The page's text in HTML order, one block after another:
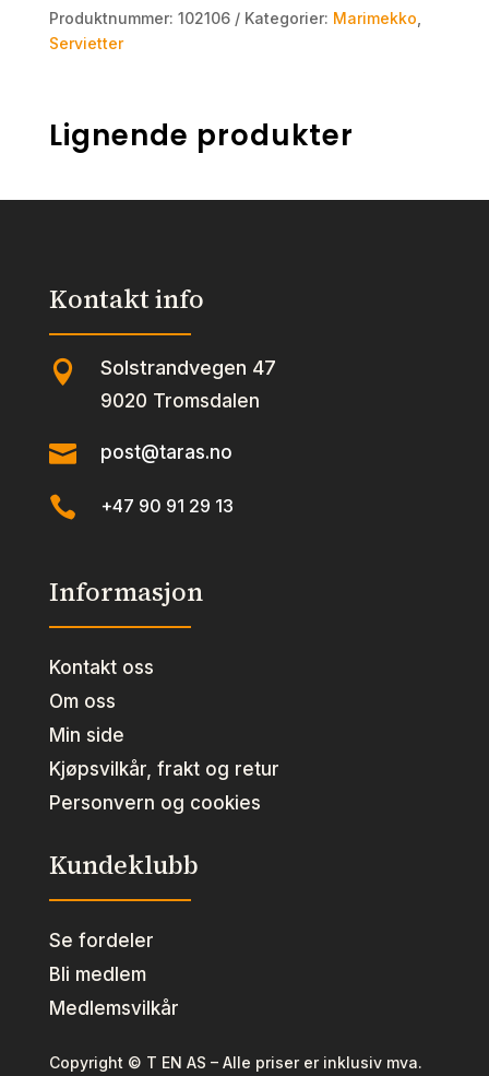
Produktnummer: 102106 Kategorier: Marimekko
Servietter
Lignende produkter
Kontakt info
 Solstrandvegen 47
9020 Tromsdalen
 post@taras.no
 +47 90 91 29 13
Informasjon
Kontakt oss
Om oss
Min side
Kjøpsvilkår, frakt og retur
Personvern og cookies
Kundeklubb
Se fordeler
Bli medlem
Medlemsvilkår
Copyright © T EN AS – Alle priser er inklusiv mva.